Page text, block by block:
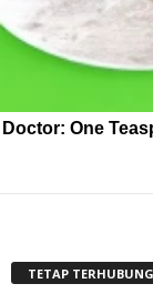
Doctor: One
TETAP TERHUBUNG